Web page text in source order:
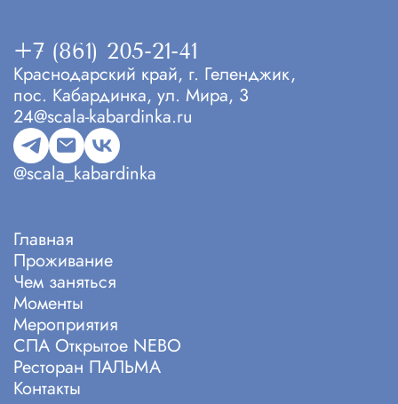
+7 (861) 205-21-41
Краснодарский край, г. Геленджик,
пос. Кабардинка, ул. Мира, 3
24@scala-kabardinka.ru
@scala_kabardinka
Главная
Проживание
Чем заняться
Моменты
Мероприятия
СПА Открытое NEBO
Ресторан ПАЛЬМА
Контакты